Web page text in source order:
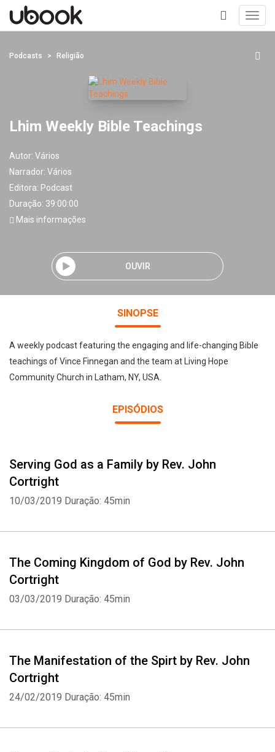
+
Podcasts Religião
Lhim Weekly Bible Teachings
Autor: Vários
Narrador: Vários
Editora: Podcast
Duração: 39:00:00
Mais informações
OUVIR
SINOPSE
A weekly podcast featuring the engaging and life-changing Bible
teachings of Vince Finnegan and the team at Living Hope
Community Church in Latham, NY, USA.
EPISÓDIOS
Serving God as a Family by Rev. John
Cortright
10/03/2019 Duração: 45min
The Coming Kingdom of God by Rev. John
Cortright
03/03/2019 Duração: 45min
The Manifestation of the Spirt by Rev. John
Cortright
24/02/2019 Duração: 45min